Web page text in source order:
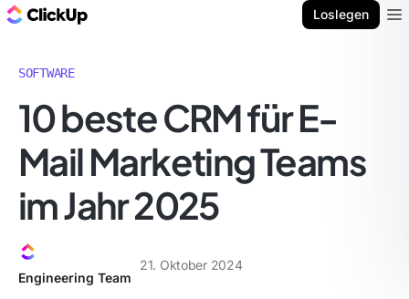
Loslegen
SOFTWARE
10 beste CRM für E-
Mail Marketing Teams
im Jahr 2025
Engineering Team
21. Oktober 2024